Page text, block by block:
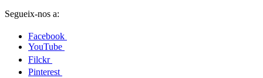
Segueix-nos a:
Facebook
YouTube
Filckr
Pinterest